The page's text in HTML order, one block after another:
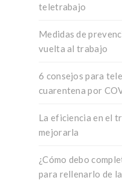
teletrabajo
Medidas de
vuelta al trabajo
6 consejos para
cuarentena por
La eficiencia en el
mejorarla
¿Cómo debo
para rellenarlo de